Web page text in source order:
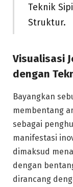
Teknik
Struktur.
Visualisasi
dengan
Bayangkan
membentang
sebagai
manifestasi
dimaksud
dengan
dirancang